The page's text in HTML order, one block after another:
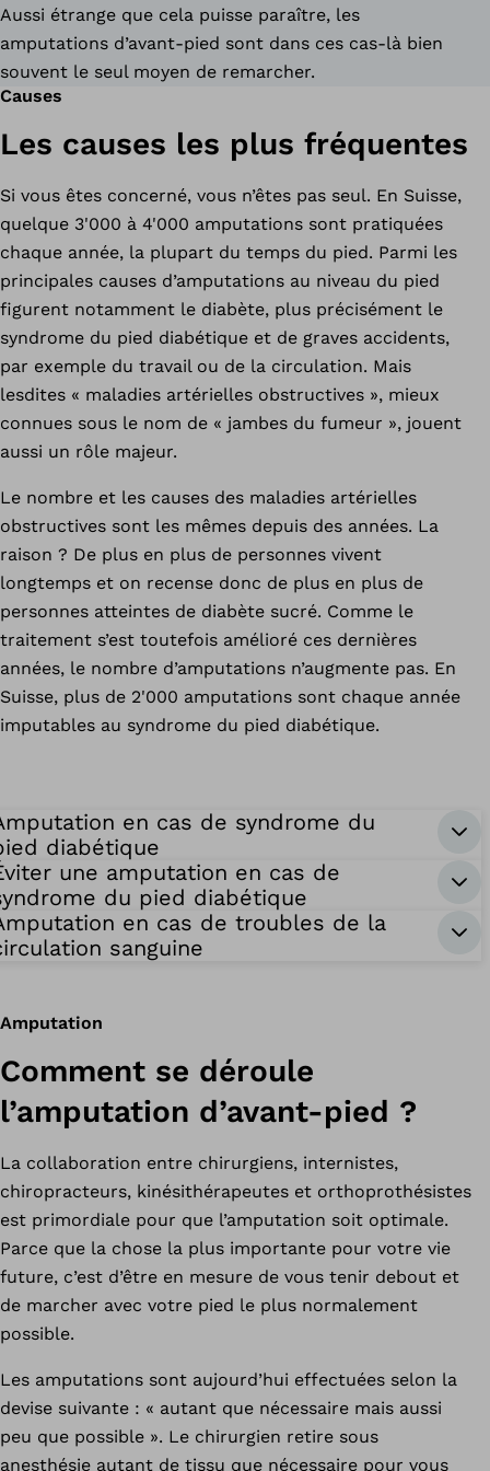
Aussi étrange que cela puisse paraître, les
amputations d’avant-pied sont dans ces cas-là bien
souvent le seul moyen de remarcher.
Causes
Les causes les plus fréquentes
Si vous êtes concerné, vous n’êtes pas seul. En Suisse,
quelque 3'000 à 4'000 amputations sont pratiquées
chaque année, la plupart du temps du pied. Parmi les
principales causes d’amputations au niveau du pied
figurent notamment le diabète, plus précisément le
syndrome du pied diabétique et de graves accidents,
par exemple du travail ou de la circulation. Mais
lesdites « maladies artérielles obstructives », mieux
connues sous le nom de « jambes du fumeur », jouent
aussi un rôle majeur.
Le nombre et les causes des maladies artérielles
obstructives sont les mêmes depuis des années. La
raison ? De plus en plus de personnes vivent
longtemps et on recense donc de plus en plus de
personnes atteintes de diabète sucré. Comme le
traitement s’est toutefois amélioré ces dernières
années, le nombre d’amputations n’augmente pas. En
Suisse, plus de 2'000 amputations sont chaque année
imputables au syndrome du pied diabétique.
en cas de syndrome du
diabétique
une amputation en cas de
du pied diabétique
en cas de troubles de la
sanguine
Amputation
Comment se déroule
l’amputation d’avant-pied ?
La collaboration entre chirurgiens, internistes,
chiropracteurs, kinésithérapeutes et orthoprothésistes
est primordiale pour que l’amputation soit optimale.
Parce que la chose la plus importante pour votre vie
future, c’est d’être en mesure de vous tenir debout et
de marcher avec votre pied le plus normalement
possible.
Les amputations sont aujourd’hui effectuées selon la
devise suivante : « autant que nécessaire mais aussi
peu que possible ». Le chirurgien retire sous
anesthésie autant de tissu que nécessaire pour vous